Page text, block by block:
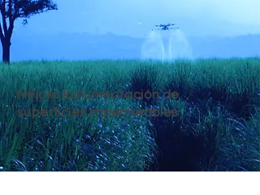
Mejora la humectación de
superficies impermeables